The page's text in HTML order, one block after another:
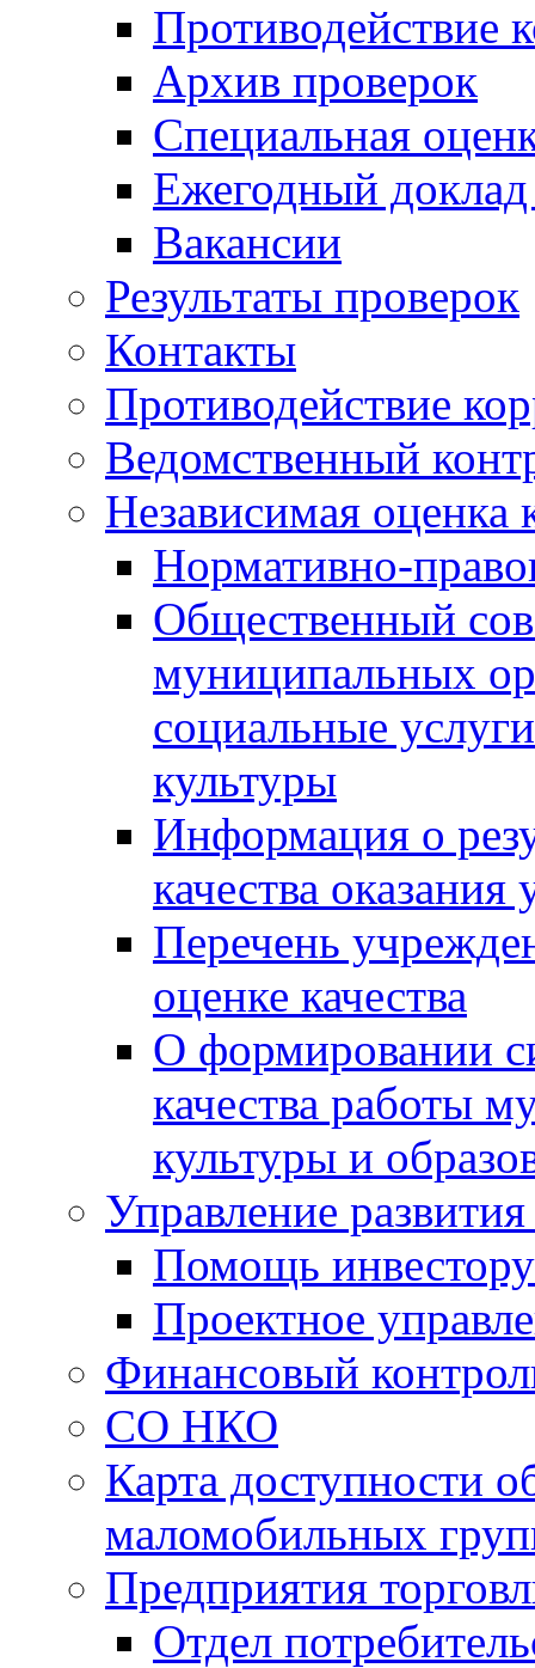
Противодействие
Архив проверок
Специальная
Ежегодный
Вакансии
Результаты проверок
Контакты
Противодействие
Ведомственный
Независимая оценка
Нормативно-
Общественный
муниципальных
социальные
культуры
Информация о
качества оказания
Перечень
оценке качества
О формировании
качества работы
культуры и
Управление
Помощь инвестору
Проектное
Финансовый
СО НКО
Карта доступности
маломобильных
Предприятия
Отдел